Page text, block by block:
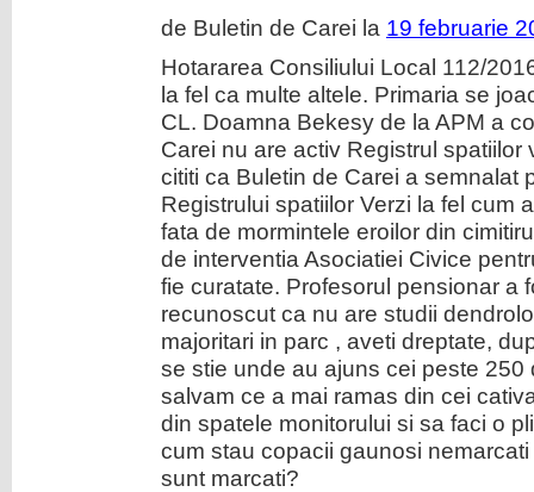
de Buletin de Carei la 19 februarie
Hotararea Consiliului Local 112/
la fel ca multe altele. Primaria se
CL. Doamna Bekesy de la APM a
Carei nu are activ Registrul spatiilor
cititi ca Buletin de Carei a semnalat
Registrului spatiilor Verzi la fel cum
fata de mormintele eroilor din
de interventia Asociatiei Civice
fie curatate. Profesorul pensionar a
recunoscut ca nu are studii
majoritari in parc , aveti dreptate,
se stie unde au ajuns cei peste 250
salvam ce a mai ramas din cei
din spatele monitorului si sa faci o
cum stau copacii gaunosi
sunt marcati?